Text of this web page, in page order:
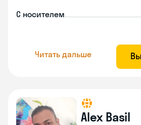
С носителем
Читать дальше
Alex Basil